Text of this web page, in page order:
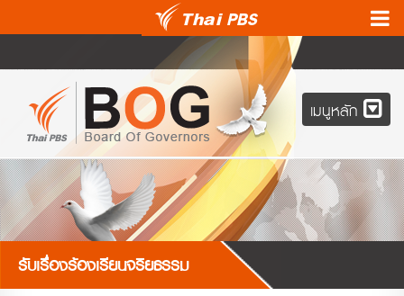
เมนูหลัก
รับเรื่องร้องเรียนจริยธรรม